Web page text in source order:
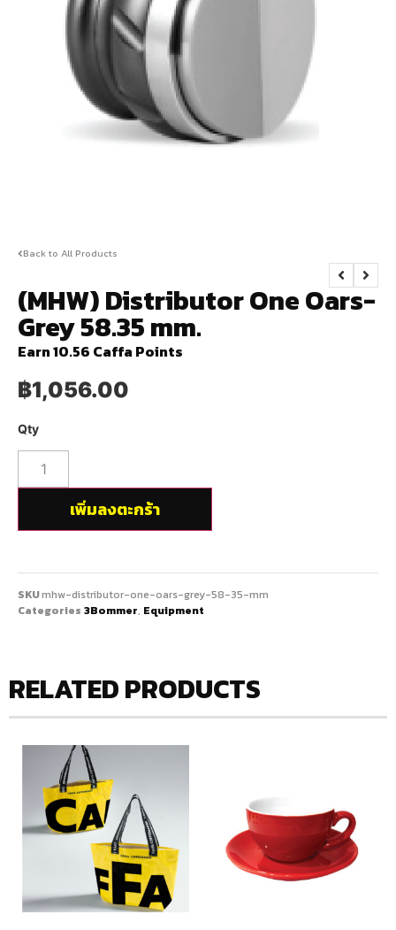
Back to All Products
(MHW) Distributor One Oars-
Grey 58.35 mm.
Earn 10.56 Caffa Points
฿1,056.00
เพิ่มลงตะกร้า
SKUmhw-distributor-one-oars-grey-58-35-mm
Categories 3Bommer, Equipment
RELATED PRODUCTS